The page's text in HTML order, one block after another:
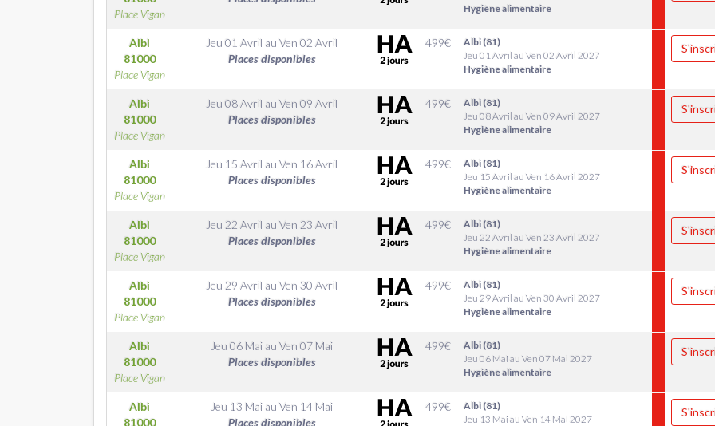
Place Vigan
Hygiène alimentaire
Albi
81000
Place Vigan
Jeu 01 Avril auVen 02 Avril
Places disponibles
499€
Albi (81)
Jeu 01 Avril au Ven 02 Avril 2027
Hygiène alimentaire
Albi
81000
Place Vigan
Jeu 08 Avril auVen 09 Avril
Places disponibles
499€
Albi (81)
Jeu 08 Avril au Ven 09 Avril 2027
Hygiène alimentaire
Albi
81000
Place Vigan
Jeu 15 Avril auVen 16 Avril
Places disponibles
499€
Albi (81)
Jeu 15 Avril au Ven 16 Avril 2027
Hygiène alimentaire
Albi
81000
Place Vigan
Jeu 22 Avril auVen 23 Avril
Places disponibles
499€
Albi (81)
Jeu 22 Avril au Ven 23 Avril 2027
Hygiène alimentaire
Albi
81000
Place Vigan
Jeu 29 Avril auVen 30 Avril
Places disponibles
499€
Albi (81)
Jeu 29 Avril au Ven 30 Avril 2027
Hygiène alimentaire
Albi
81000
Place Vigan
Jeu 06 Mai auVen 07 Mai
Places disponibles
499€
Albi (81)
Jeu 06 Mai au Ven 07 Mai 2027
Hygiène alimentaire
Albi
81000
Jeu 13 Mai auVen 14 Mai
Places disponibles
499€
Albi (81)
Jeu 13 Mai au Ven 14 Mai 2027